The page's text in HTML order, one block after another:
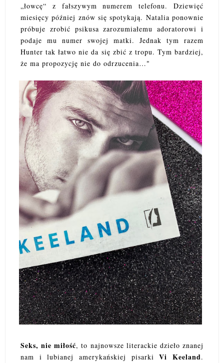
„łowcę“ z fałszywym numerem telefonu. Dziewięć
miesięcy później znów się spotykają. Natalia ponownie
próbuje zrobić psikusa zarozumiałemu adoratorowi i
podaje mu numer swojej matki. Jednak tym razem
Hunter tak łatwo nie da się zbić z tropu. Tym bardziej,
że ma propozycję nie do odrzucenia…"
Seks, nie miłość, to najnowsze literackie dzieło znanej
nam i lubianej amerykańskiej pisarkiVi Keeland.